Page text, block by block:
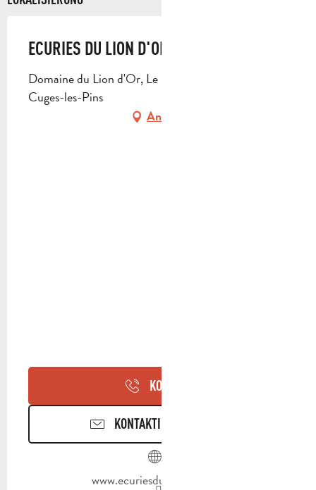
ECURIES DU LION D'OR
Domaine du Lion d'Or, Le Col de l'Ange, 13780
Cuges-les-Pins
Anfahrt
KONTAKT
KONTAKTIEREN SIE UNS
www.ecuriesduliondor.com